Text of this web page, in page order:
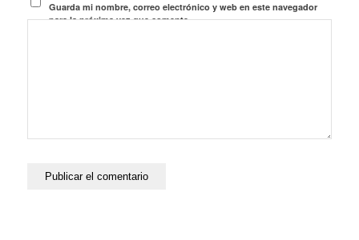
Guarda mi nombre, correo electrónico y web en este navegador
para la próxima vez que comente.